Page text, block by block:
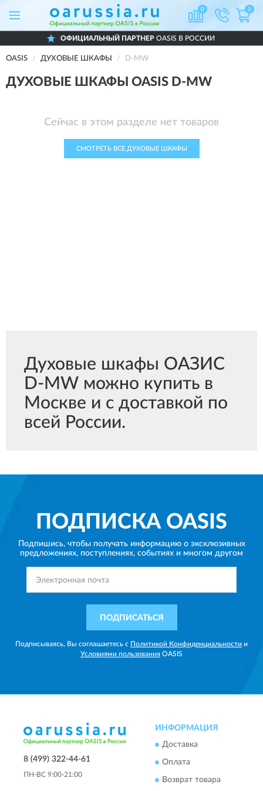
0 0
ОФИЦИАЛЬНЫЙ ПАРТНЕР OASIS В РОССИИ
OASIS ДУХОВЫЕ ШКАФЫ D-MW
ДУХОВЫЕ ШКАФЫ OASIS D-MW
Сейчас в этом разделе нет товаров
СМОТРЕТЬ ВСЕ ДУХОВЫЕ ШКАФЫ
Духовые шкафы ОАЗИС
D-MW можно купить в
Москве и с доставкой по
всей России.
ПОДПИСКА OASIS
Подпишись, чтобы получать информацию о эксклюзивных
предложениях, поступлениях, событиях и многом другом
ПОДПИСАТЬСЯ
Подписываясь, Вы соглашаетесь с Политикой Конфиденциальности и
Условиями пользования OASIS
8 (499) 322-44-61
ПН-ВС 9:00-21:00
ИНФОРМАЦИЯ
Доставка
Оплата
Возврат товара